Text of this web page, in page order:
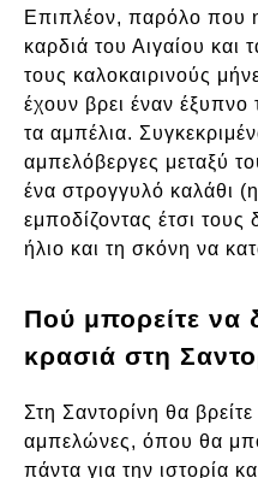
Επιπλέον, παρόλο που
καρδιά του Αιγαίου και
τους καλοκαιρινούς
έχουν βρει έναν
τα αμπέλια.
αμπελόβεργες μεταξύ
ένα στρογγυλό καλάθι
εμποδίζοντας έτσι
ήλιο και τη σκόνη να
Πού μπορείτε να
κρασιά στη
Στη Σαντορίνη θα
αμπελώνες, όπου θα
πάντα για την ιστορία